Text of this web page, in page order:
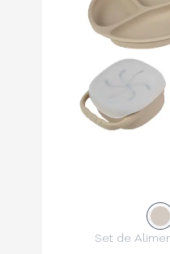
Set de